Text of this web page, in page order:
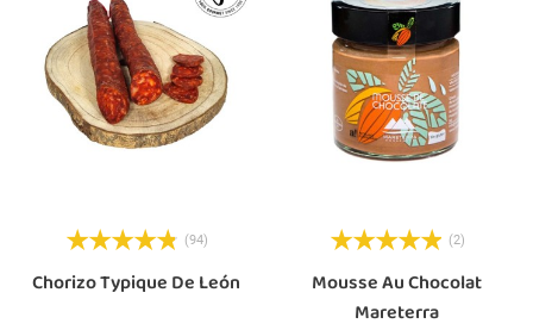
(94)
Chorizo Typique De León
(2)
Mousse Au Chocolat
Mareterra